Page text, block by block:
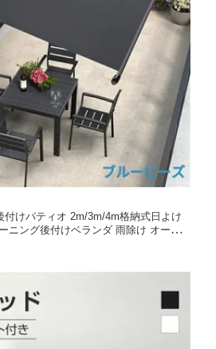
付けパティオ 2m/3m/4m格納式日よけ
ニング後付けベランダ 雨除け オーニ
ン